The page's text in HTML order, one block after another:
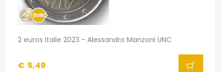
2 euros Italie 2023 - Alessandro Manzoni UNC
€ 5,49